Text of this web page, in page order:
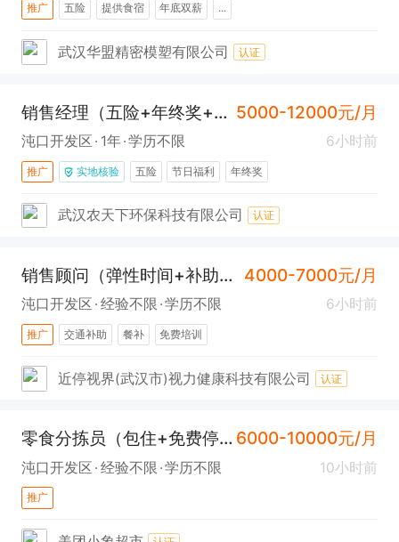
推广 五险 提供食宿 年底双薪 ...
武汉华盟精密模塑有限公司 认证
销售经理（五险+年终奖+提成高） 5000-12000元/月
沌口开发区 1年 学历不限 6小时前
推广 实地核验 五险 节日福利 年终奖
武汉农天下环保科技有限公司 认证
销售顾问（弹性时间+补助+沌口） 4000-7000元/月
沌口开发区 经验不限 学历不限 6小时前
推广 交通补助 餐补 免费培训
近停视界(武汉市)视力健康科技有限公司 认证
零食分拣员（包住+免费停车充电+常福） 6000-10000元/月
沌口开发区 经验不限 学历不限 10小时前
推广